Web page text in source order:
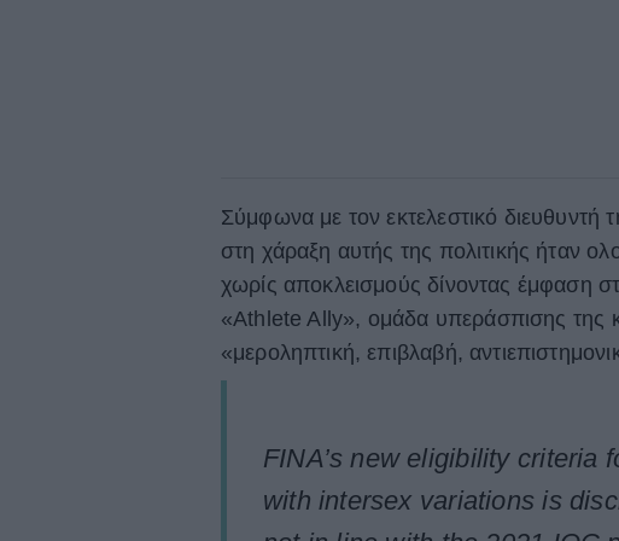
Σύμφωνα με τον εκτελεστικό
στη χάραξη αυτής της πολιτικής ήταν
χωρίς αποκλεισμούς δίνοντας έμφαση
«Athlete Ally», ομάδα υπεράσπισης της
«μεροληπτική, επιβλαβή,
FINA’s new eligibility criteria
with intersex variations is